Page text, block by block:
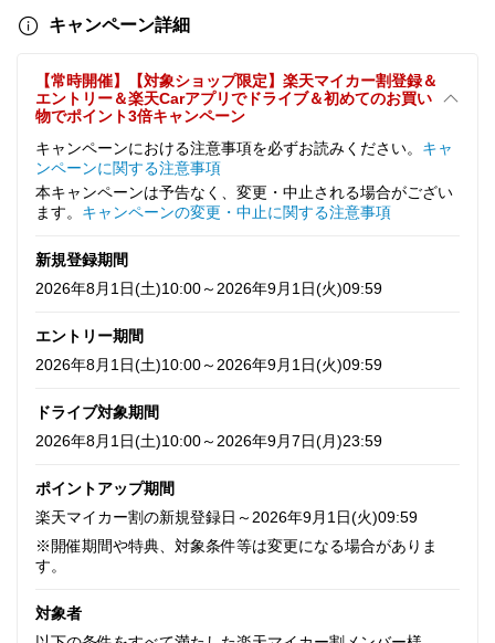
キャンペーン詳細
【常時開催】【対象ショップ限定】楽天マイカー割登録＆
エントリー＆楽天Carアプリでドライブ＆初めてのお買い
物でポイント3倍キャンペーン
キャンペーンにおける注意事項を必ずお読みください。 キャ
ンペーンに関する注意事項
本キャンペーンは予告なく、変更・中止される場合がござい
ます。 キャンペーンの変更・中止に関する注意事項
新規登録期間
2026年8月1日(土)10:00～2026年9月1日(火)09:59
エントリー期間
2026年8月1日(土)10:00～2026年9月1日(火)09:59
ドライブ対象期間
2026年8月1日(土)10:00～2026年9月7日(月)23:59
ポイントアップ期間
楽天マイカー割の新規登録日～2026年9月1日(火)09:59
※開催期間や特典、対象条件等は変更になる場合がありま
す。
対象者